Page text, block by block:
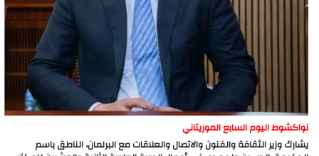
نواكشوط اليوم السابع الموريتاني
يشارك وزير الثقافة والفنون والاتصال والعلاقات مع البرلمان، الناطق باسم